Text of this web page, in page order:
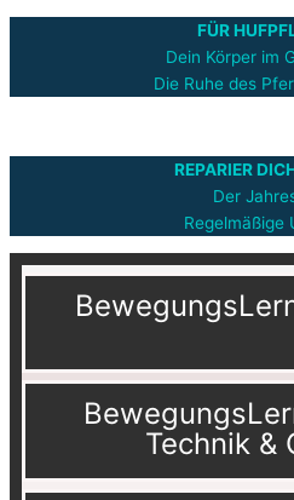
FÜR
Dein Körper im
Die Ruhe des
REPARIER
Der
Regelmäßige
Technik &